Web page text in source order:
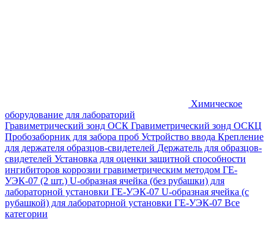
Химическое
оборудование для лабораторий
Гравиметрический зонд ОСК Гравиметрический зонд ОСКЦ
Пробозаборник для забора проб Устройство ввода Крепление
для держателя образцов-свидетелей Держатель для образцов-
свидетелей Установка для оценки защитной способности
ингибиторов коррозии гравиметрическим методом ГЕ-
УЭК-07 (2 шт.) U-образная ячейка (без рубашки) для
лабораторной установки ГЕ-УЭК-07 U-образная ячейка (с
рубашкой) для лабораторной установки ГЕ-УЭК-07 Все
категории